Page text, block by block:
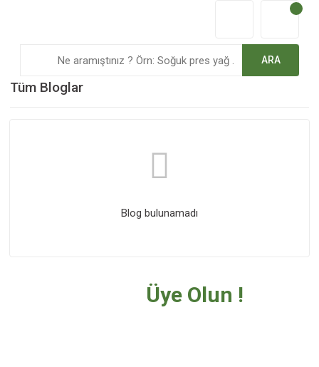
ARA
Tüm Bloglar
Blog bulunamadı
Üye Olun !